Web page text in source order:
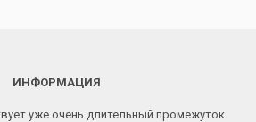
ИНФОРМАЦИЯ
уже очень длительный промежуток